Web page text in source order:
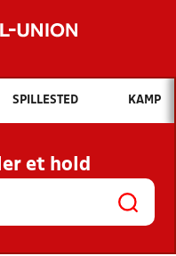
Hvad vil du søge efter?
OG NYHEDER
KLUBBER OG
SPILLESTED KAMP
et hold